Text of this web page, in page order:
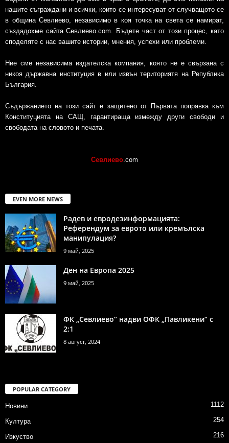
нашите съграждани и всички, които се интересуват от случващото се
в община Севлиево, независимо в коя точка на света се намират,
създадохме сайта Севлиево.com. Бъдете част от този процес, като
споделяте с нас вашите истории, мнения, успехи или проблеми.
Ние сме независима издателска компания, която не е свързана с
никоя държавна институция в или извън териториятя на Република
България.
Съдържанието на този сайт е защитено от Първата поправка към
Конституцията на САЩ, гарантираща измежду други свободи и
свободата на словото и печата.
Севлиево .com
EVEN MORE NEWS
Радев и евродезинформацията:
Референдум за еврото или кремълска
манипулация?
9 май, 2025
Ден на Европа 2025
9 май, 2025
ФК „Севлиево“ надви ОФК „Павликени“ с
2:1
8 август, 2024
POPULAR CATEGORY
Новини 1112
Култура 254
Изкуство 216